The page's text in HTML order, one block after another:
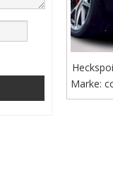
Stil für
Marke: